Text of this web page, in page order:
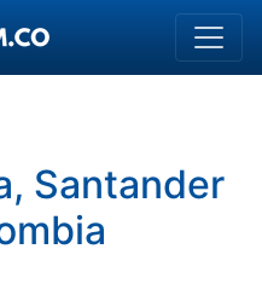
Santander